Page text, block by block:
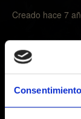
Consentimiento
Creado hace 7
DxDiag puede
Recopilar
de tu
si el sistema